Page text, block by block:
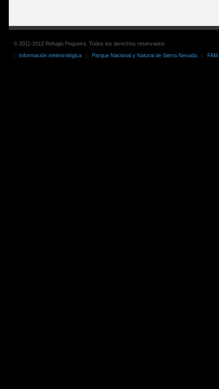
© 2011-2012 Refugio Poqueira. Todos los derechos reservados.
Información meteorológica
Parque Nacional y Natural de Sierra Nevada FAM